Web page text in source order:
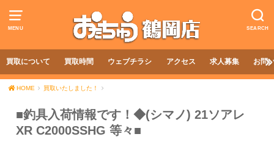
MENU SEARCH
買取について 買取時間 ウェブチラシ アクセス 求人募集 お問
HOME 買取いたしました！
■釣具入荷情報です！◆(シマノ) 21ソアレ
XR C2000SSHG 等々■